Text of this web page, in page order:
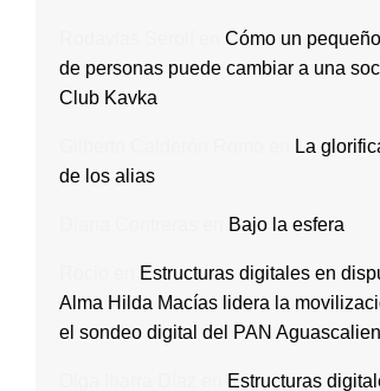
Cómo un
de personas puede cambiar a una
Club Kavka
La
de los alias
Bajo la esfera
Estructuras digitales en
Alma Hilda Macías lidera la
el sondeo digital del PAN
Estructuras